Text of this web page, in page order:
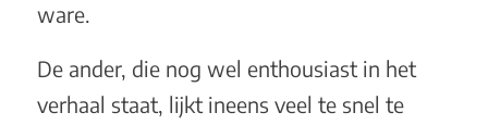
ware.
De ander, die nog wel enthousiast in het
verhaal staat, lijkt ineens veel te snel te